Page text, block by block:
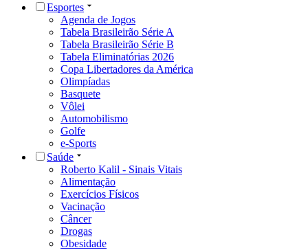
Esportes
Agenda de Jogos
Tabela Brasileirão Série A
Tabela Brasileirão Série B
Tabela Eliminatórias 2026
Copa Libertadores da América
Olimpíadas
Basquete
Vôlei
Automobilismo
Golfe
e-Sports
Saúde
Roberto Kalil - Sinais Vitais
Alimentação
Exercícios Físicos
Vacinação
Câncer
Drogas
Obesidade